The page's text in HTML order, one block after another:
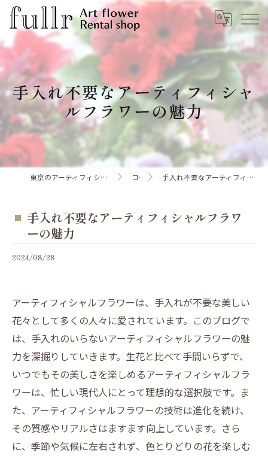
手入れ不要なアーティフィシャ
ルフラワーの魅力
東京のアーティフィシャルフラワーならfullr コラム 手入れ不要なアーティフィシャルフラワーの魅力
手入れ不要なアーティフィシャルフラワ
ーの魅力
2024/08/28
アーティフィシャルフラワーは、手入れが不要な美しい
花々として多くの人々に愛されています。このブログで
は、手入れのいらないアーティフィシャルフラワーの魅
力を深掘りしていきます。生花と比べて手間いらずで、
いつでもその美しさを楽しめるアーティフィシャルフラ
ワーは、忙しい現代人にとって理想的な選択肢です。ま
た、アーティフィシャルフラワーの技術は進化を続け、
その質感やリアルさはますます向上しています。さら
に、季節や気候に左右されず、色とりどりの花を楽しむ